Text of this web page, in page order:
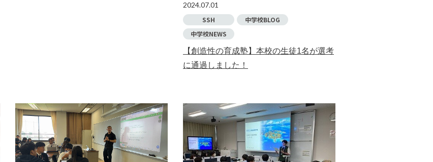
2024.07.01
SSH
中学校BLOG
中学校NEWS
【創造性の育成塾】本校の生徒1名が選考
に通過しました！